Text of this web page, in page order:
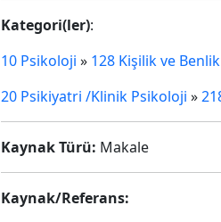
Kategori(ler):
10 Psikoloji » 128 Kişilik ve Benlik
20 Psikiyatri /Klinik Psikoloji »
Kaynak Türü: Makale
Kaynak/Referans: